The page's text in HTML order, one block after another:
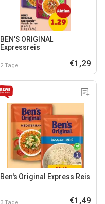
BEN'S ORIGINAL
Expressreis
2 Tage €1,29
Ben's Original Express Reis
3 Tage €1,49